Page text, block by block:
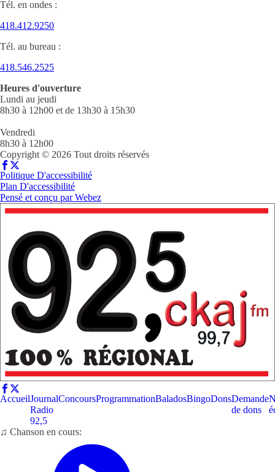
Tél. en ondes :
418.412.9250
Tél. au bureau :
418.546.2525
Heures d'ouverture
Lundi au jeudi
8h30 à 12h00 et de 13h30 à 15h30
Vendredi
8h30 à 12h00
Copyright © 2026 Tout droits réservés
Politique D'accessibilité
Plan D'accessibilité
Pensé et conçu parWebez
AccueilJournal
Radio
92,5
ConcoursProgrammationBaladosBingoDonsDemande
de dons
♫ Chanson en cours: